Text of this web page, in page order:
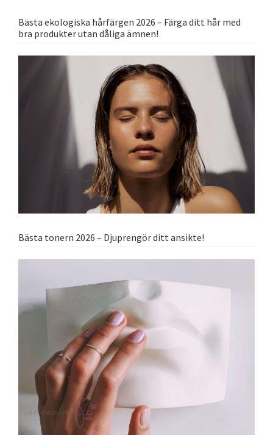
Bästa ekologiska hårfärgen 2026 – Färga ditt hår med
bra produkter utan dåliga ämnen!
Bästa tonern 2026 – Djuprengör ditt ansikte!